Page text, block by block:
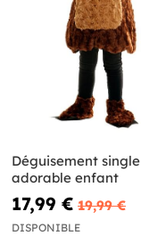
Déguisement single
adorable enfant
17,99 € 19,99 €
DISPONIBLE